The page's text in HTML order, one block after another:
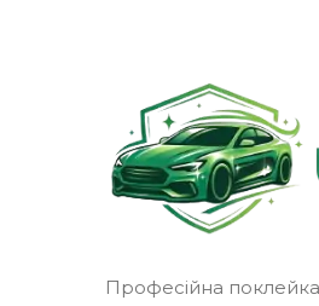
Професійна поклейка